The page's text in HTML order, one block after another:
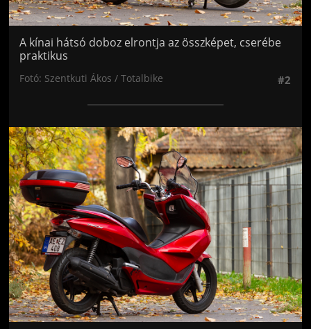
A kínai hátsó doboz elrontja az összképet, cserébe
praktikus
Fotó: Szentkuti Ákos / Totalbike #2
Jön még kép!